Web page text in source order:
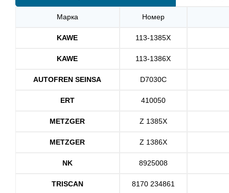
Марка Номер
KAWE 113-1385X
KAWE 113-1386X
AUTOFREN SEINSA D7030C
ERT 410050
METZGER Z 1385X
METZGER Z 1386X
NK 8925008
TRISCAN 8170 234861